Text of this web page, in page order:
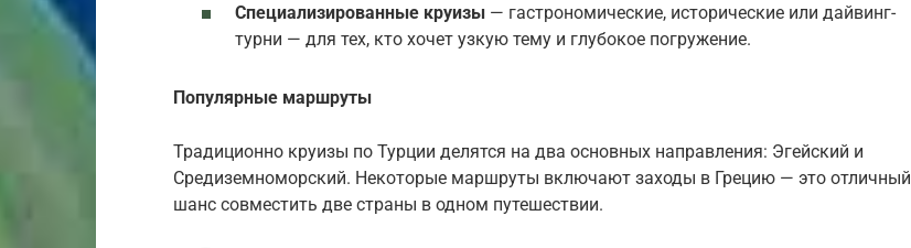
Специализированные круизы — гастрономические, исторические или дайвинг-
турни — для тех, кто хочет узкую тему и глубокое погружение.
Популярные маршруты
Традиционно круизы по Турции делятся на два основных направления: Эгейский и
Средиземноморский. Некоторые маршруты включают заходы в Грецию — это отличный
шанс совместить две страны в одном путешествии.